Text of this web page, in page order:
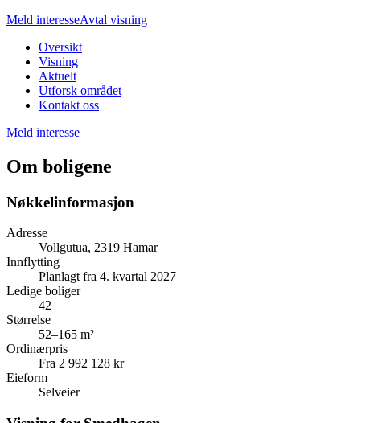
Meld interesseAvtal visning
Oversikt
Visning
Aktuelt
Utforsk området
Kontakt oss
Meld interesse
Om boligene
Nøkkelinformasjon
Adresse
Vollgutua, 2319 Hamar
Innflytting
Planlagt fra 4. kvartal 2027
Ledige boliger
42
Størrelse
52–165 m²
Ordinærpris
Fra 2 992 128 kr
Eieform
Selveier